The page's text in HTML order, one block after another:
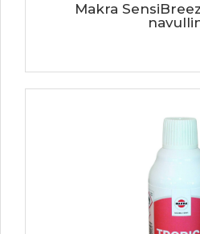
Makra